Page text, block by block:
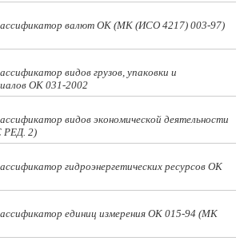
валют ОК (МК (ИСО 4217) 003-97)
видов грузов, упаковки и
ОК 031-2002
видов экономической деятельности
РЕД. 2)
гидроэнергетических ресурсов ОК
единиц измерения ОК 015-94 (МК